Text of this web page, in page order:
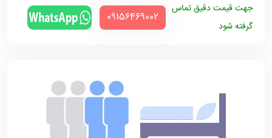
جهت قیمت دقیق تماس
گرفته شود
‪09156469002‬